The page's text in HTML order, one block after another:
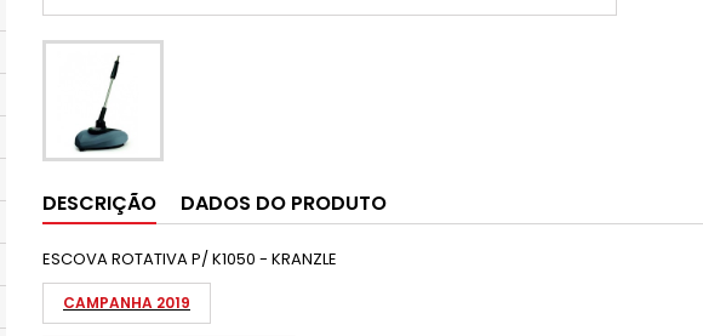
DESCRIÇÃO DADOS DO PRODUTO
ESCOVA ROTATIVA P/ K1050 - KRANZLE
CAMPANHA 2019